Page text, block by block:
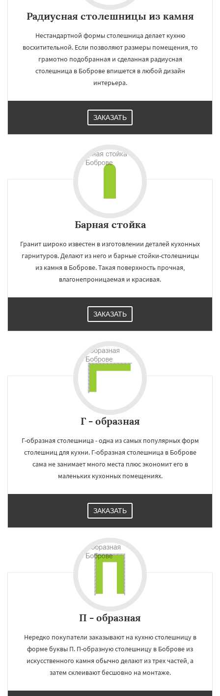
Радиусная столешницы из камня
Нестандартной формы столешница делает кухню
восхитительной. Если позволяют размеры помещения, то
грамотно подобранная и сделанная радиусная
столешница в Боброве впишется в любой дизайн
интерьера.
ЗАКАЗАТЬ
Барная стойка
Гранит широко известен в изготовлении деталей кухонных
гарнитуров. Делают из него и барные стойки-столешницы
из камня в Боброве. Такая поверхность прочная,
влагонепроницаемая и красивая.
ЗАКАЗАТЬ
Г - образная
Г-образная столешница - одна из самых популярных форм
столешниц для кухни. Г-образная столешница в Боброве
сама не занимает много места плюс экономит его в
маленьких кухонных помещениях.
ЗАКАЗАТЬ
П - образная
Нередко покупатели заказывают на кухню столешницу в
форме буквы П. П-образную столешницу в Боброве из
искусственного камня обычно делают из трех частей, а
затем склеивают бесшовно на монтаже.